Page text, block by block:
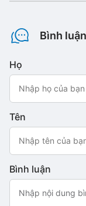
Bình
Họ
Tên
Bình luận